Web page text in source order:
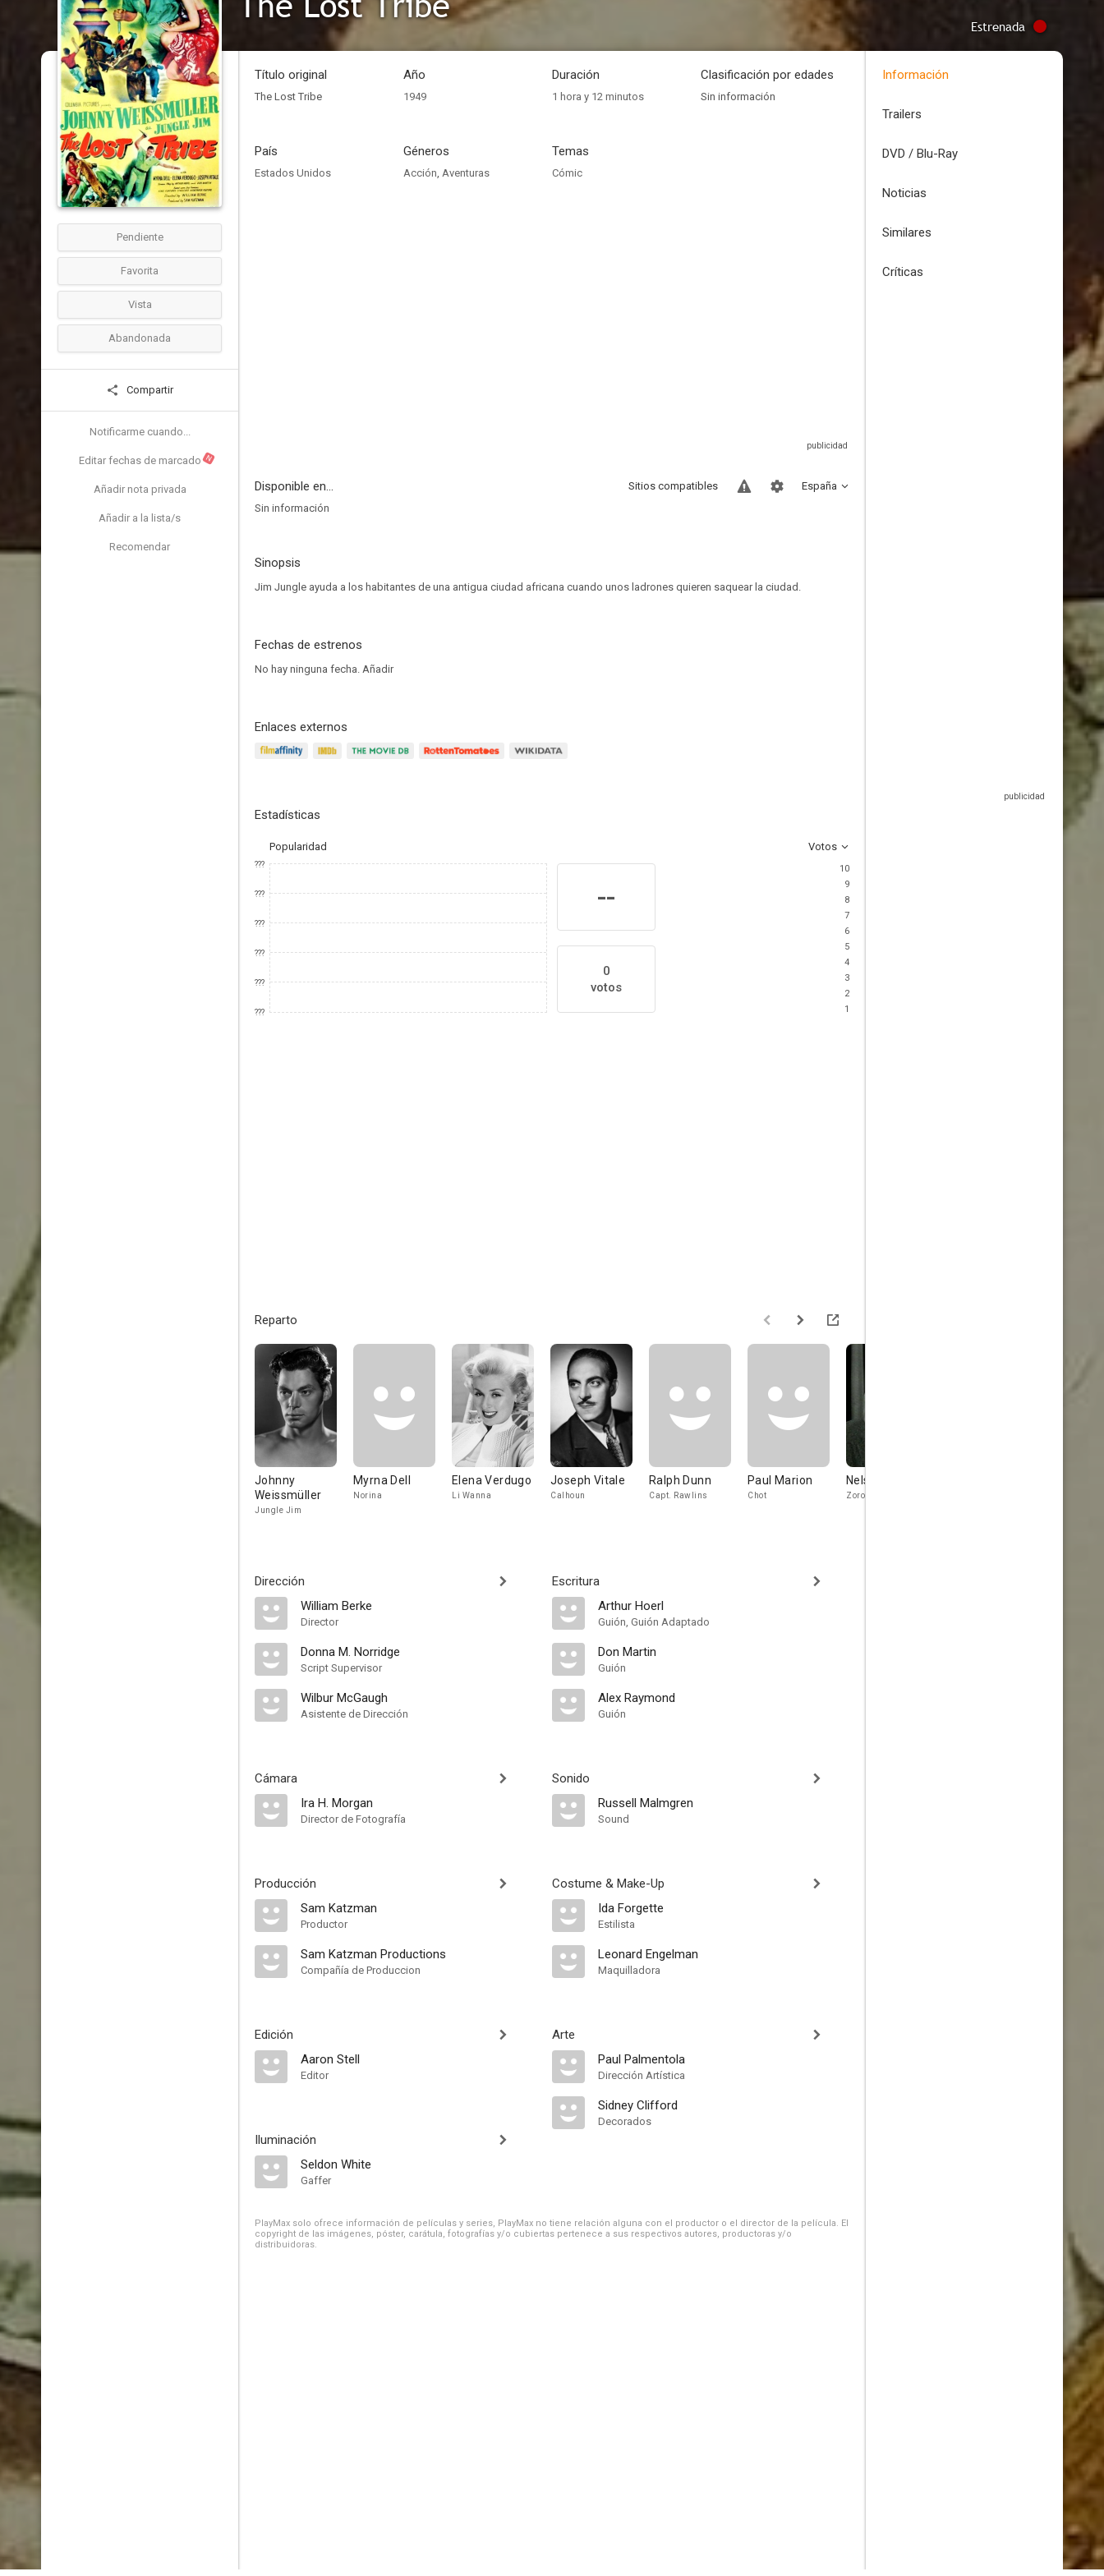
Estrenada
Pendiente
Favorita
Vista
Abandonada
Compartir
Notificarme cuando...
Editar fechas de marcado N
Añadir nota privada
Añadir a la lista/s
Recomendar
Título original
The Lost Tribe
Año
1949
Duración
1 hora y 12 minutos
Clasificación por edades
Sin información
País
Estados Unidos
Géneros
Acción, Aventuras
Temas
Cómic
Disponible en... España
Sitios compatibles
Sin información
Sinopsis
Jim Jungle ayuda a los habitantes de una antigua ciudad africana cuando unos ladrones quieren saquear la ciudad.
Fechas de estrenos
No hay ninguna fecha. Añadir
Enlaces externos
Estadísticas
Popularidad Votos
???
???
???
???
???
???
--
0
votos
10
9
8
7
6
5
4
3
2
1
Reparto
Johnny
Weissmüller
Jungle Jim
Myrna Dell
Norina
Elena Verdugo
Li Wanna
Joseph Vitale
Calhoun
Ralph Dunn
Capt. Rawlins
Paul Marion
Chot
Nelson Leigh
Zoron
Dirección
William Berke
Director
Donna M. Norridge
Script Supervisor
Wilbur McGaugh
Asistente de Dirección
Cámara
Ira H. Morgan
Director de Fotografía
Producción
Sam Katzman
Productor
Sam Katzman Productions
Compañía de Produccion
Edición
Aaron Stell
Editor
Iluminación
Seldon White
Gaffer
Escritura
Arthur Hoerl
Guión, Guión Adaptado
Don Martin
Guión
Alex Raymond
Guión
Sonido
Russell Malmgren
Sound
Costume & Make-Up
Ida Forgette
Estilista
Leonard Engelman
Maquilladora
Arte
Paul Palmentola
Dirección Artística
Sidney Clifford
Decorados
PlayMax solo ofrece información de películas y series, PlayMax no tiene relación alguna con el productor o el director de la película. El
copyright de las imágenes, póster, carátula, fotografías y/o cubiertas pertenece a sus respectivos autores, productoras y/o
distribuidoras.
Información
Trailers
DVD / Blu-Ray
Noticias
Similares
Críticas